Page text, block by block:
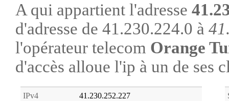
A qui appartient l'adresse
d'adresse de 41.230.224.0 à
l'opérateur telecom Orange
d'accès alloue l'ip à un de ses
IPv4 41.230.252.227